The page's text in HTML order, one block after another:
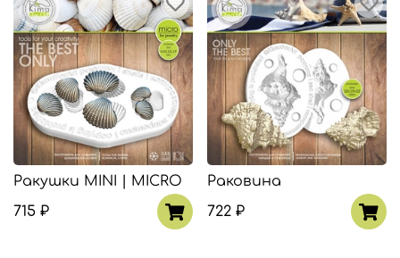
Ракушки MINI | MICRO
715 ₽
Раковина
722 ₽